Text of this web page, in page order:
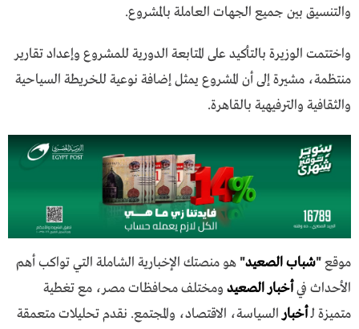
والتنسيق بين جميع الجهات العاملة بالمشروع.
واختتمت الوزيرة بالتأكيد على المتابعة الدورية للمشروع وإعداد تقارير
منتظمة، مشيرة إلى أن المشروع يمثل إضافة نوعية للخريطة السياحية
والثقافية والترفيهية بالقاهرة.
موقع"شباب الصعيد" هو منصتك الإخبارية الشاملة التي تواكب أهم
الأحداث فيأخبار الصعيد ومختلف محافظات مصر، مع تغطية
متميزة لـأخبارالسياسة، الاقتصاد، والمجتمع. نقدم تحليلات متعمقة